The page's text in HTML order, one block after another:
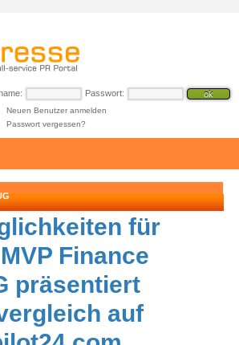
Passwort:
Neuen Benutzer anmelden
Passwort vergessen?
für
Finance
präsentiert
auf